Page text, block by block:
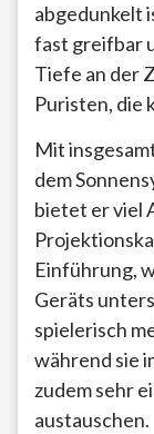
abgedunkelt
fast greifbar
Tiefe an der
Puristen, die
Mit
dem
bietet er viel
Einführung,
Geräts
spielerisch
während sie
zudem sehr
austauschen.